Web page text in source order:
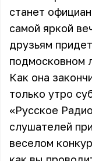
станет
самой яркой
друзьям
подмосковном
Как она
только утро
«Русское
слушателей
веселом